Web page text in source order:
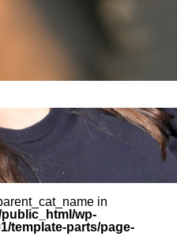
in
wp-
template-parts/page-